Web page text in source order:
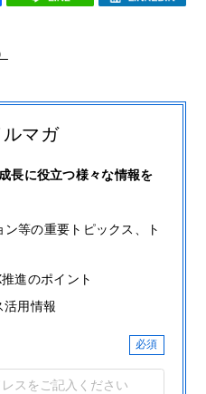
マガ
長に役立つ様々な情報を
等の重要トピックス、ト
進のポイント
活用情報